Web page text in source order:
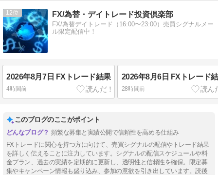
12 FX/為替・デイトレード投資倶楽部
FX/為替デイトレード（16:00〜23:00）売買シグナルメー
ル限定配信中！
2026年8月7日 FXトレード結果
4時間前
2026年8月6日 FXトレード
28時間前
このブログのここがポイント
頻繁な募集と実績公開で信頼性を高める仕組み
FXトレードに関心を持つ方に向けて、売買シグナルの配信やトレード結果
を詳しく伝えることに注力しています。シグナルの配信スケジュールや料
金プラン、過去の実績を定期的に更新し、透明性と信頼性を確保。限定募
集やキャンペーン情報も盛り込み、参加の意欲を引き出しています。読後